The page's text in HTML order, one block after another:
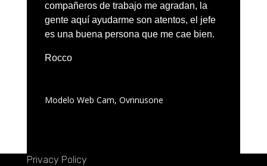
compañeros de trabajo me agradan, la
gente aquí ayudarme son atentos, el jefe
es una buena persona que me cae bien.
Rocco
Modelo Web Cam, Ovnnusone
Privacy Policy